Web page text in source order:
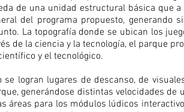
de una unidad estructural básica que
del programa propuesto,
La topografía donde se ubican los
de la ciencia y la tecnología, el parque
y el tecnológico.
logran lugares de descanso, de
generándose distintas velocidades
áreas para los módulos lúdicos